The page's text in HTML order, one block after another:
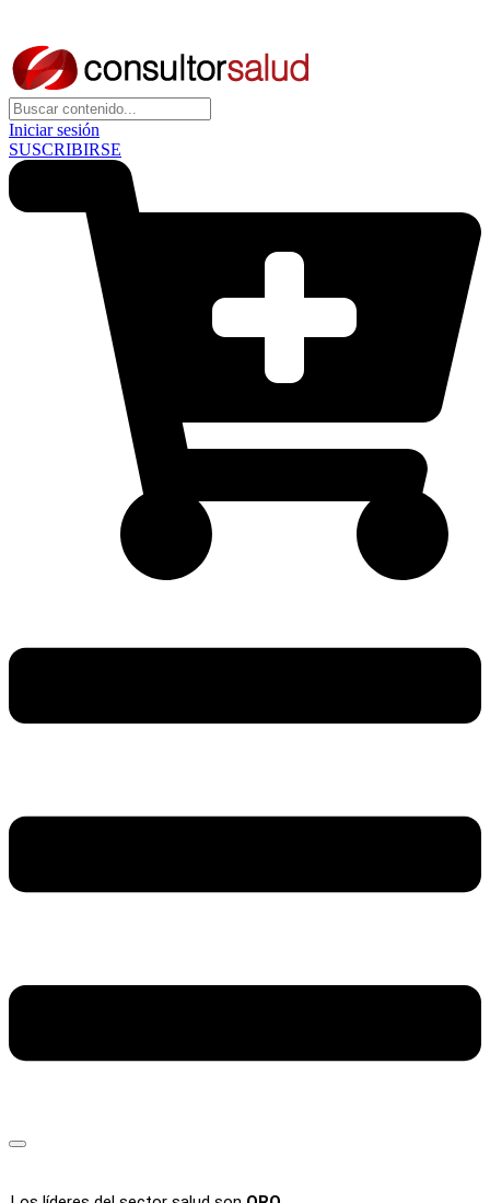
Iniciar sesión
SUSCRIBIRSE